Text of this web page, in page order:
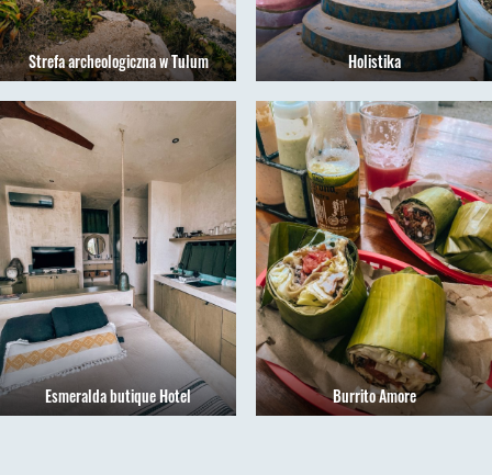
Strefa archeologiczna w Tulum Holistika
Esmeralda butique Hotel Burrito Amore